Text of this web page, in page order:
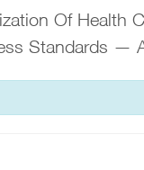
Of Health
Standards —